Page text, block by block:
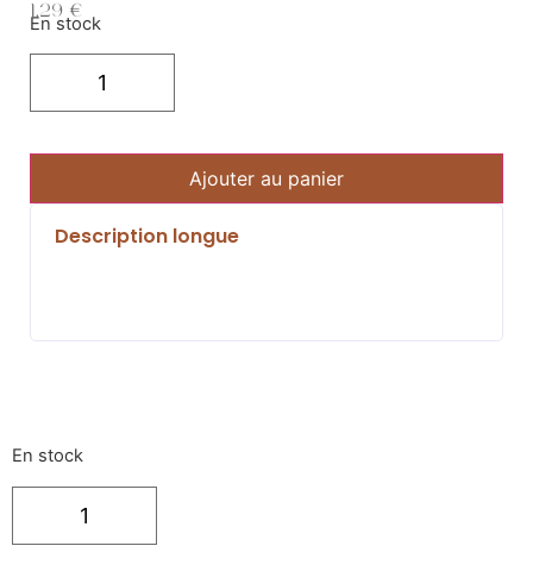
1.29€
En stock
Ajouter au panier
Description longue
En stock